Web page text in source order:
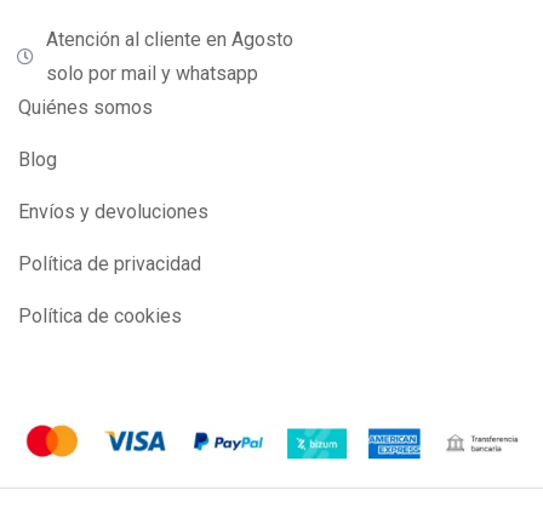
Atención al cliente en Agosto
solo por mail y whatsapp
Quiénes somos
Blog
Envíos y devoluciones
Política de privacidad
Política de cookies